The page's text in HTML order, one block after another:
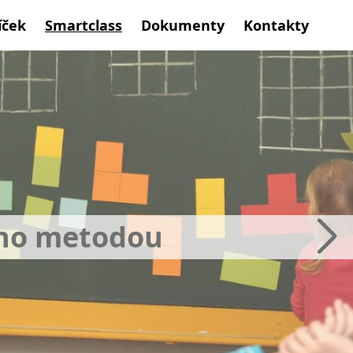
Smartclass Dokumenty Kontakty
metodou